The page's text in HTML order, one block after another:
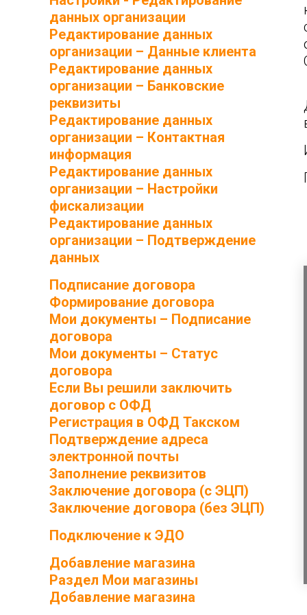
данных организации
Редактирование данных
организации – Данные клиента
Редактирование данных
организации – Банковские
реквизиты
Редактирование данных
организации – Контактная
информация
Редактирование данных
организации – Настройки
фискализации
Редактирование данных
организации – Подтверждение
данных
Подписание договора
Формирование договора
Мои документы – Подписание
договора
Мои документы – Статус
договора
Если Вы решили заключить
договор с ОФД
Регистрация в ОФД Такском
Подтверждение адреса
электронной почты
Заполнение реквизитов
Заключение договора (с ЭЦП)
Заключение договора (без ЭЦП)
Подключение к ЭДО
Добавление магазина
Раздел Мои магазины
Добавление магазина